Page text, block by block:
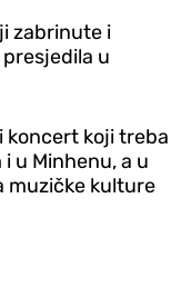
zabrinute i
u
koncert koji treba
u Minhenu, a u
muzičke kulture